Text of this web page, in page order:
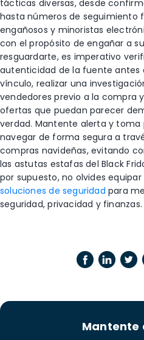
tácticas diversas, desde
hasta números de seguimiento
engañosos y minoristas
con el propósito de engañar a
resguardarte, es imperativo
autenticidad de la fuente antes
vínculo, realizar una
vendedores previo a la compra
ofertas que puedan parecer
verdad. Mantente alerta y toma
navegar de forma segura a
compras navideñas, evitando
las astutas estafas del Black
por supuesto, no olvides
soluciones de seguridad para
seguridad, privacidad y finanzas.
Mantente